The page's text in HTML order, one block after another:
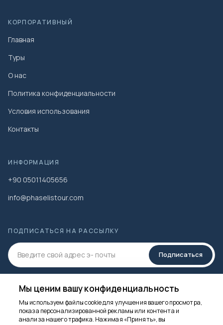
КОРПОРАТИВНЫЙ
Главная
Туры
О нас
Политика конфиденциальности
Условия использования
Контакты
ИНФОРМАЦИЯ
+90 05011405656
info@phaselistour.com
ПОДПИСАТЬСЯ НА РАССЫЛКУ
Подписаться
СОЦИАЛЬНЫЕ МЕДИА
Мы ценим вашу конфиденциальность
Мы используем файлы cookie для улучшения вашего просмотра,
показа персонализированной рекламы или контента и
анализа нашего трафика. Нажимая «Принять», выМы здесь, чтобы